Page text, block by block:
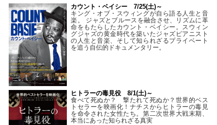
カウント・ベイシー 7/25(土)～
キング・オブ・スウィングが自ら語る人生と音
楽。 ジャズとブルースを融合させ、リズムに革
命をもたらしたカウント・ベイシー。スウィン
グジャズの黄金時代を築いたジャズピアニスト
の人生と音楽、そして知られざるプライベート
を追う自伝的ドキュメンタリー。
ヒトラーの毒見役 8/1(土)～
食べて死ぬか？ 撃たれて死ぬか？世界的ベス
トセラーを映画化！ナチスからヒトラーの毒見
を命令された女性たち。第二次世界大戦末期、
本当にあった知られざる真実